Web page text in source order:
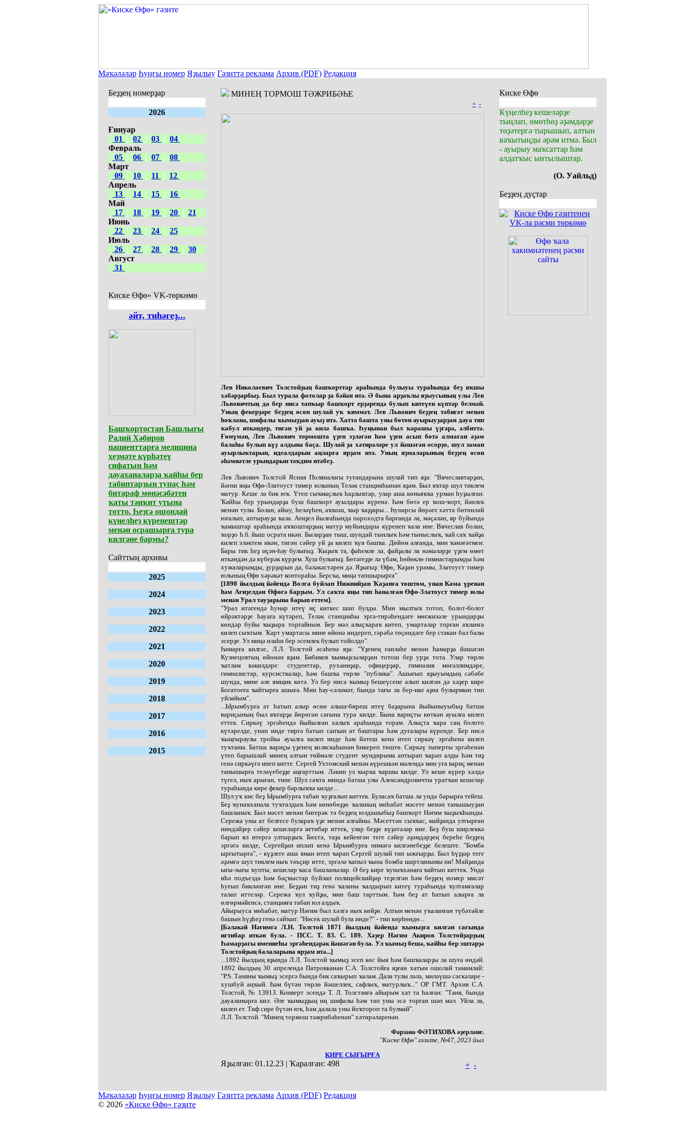
Мәҡәләләр Һуңғы номер Яҙылыу Гәзиттә реклама Архив (PDF) Редакция
Беҙҙең номерҙар
2026
Ғинуар
01
| 02 | 03 | 04
Февраль
05 | 06 | 07 | 08
Март
09 | 10 | 11 |
12
Апрель
13 | 14 | 15 |
16
Май
17 | 18 | 19 | 20 | 21
Июнь
22 | 23 | 24 | 25
Июль
26 | 27 | 28 | 29 | 30
Август
31
Киске Өфө» VK-төркөмө
әйт, тиһәгеҙ...
Башҡортостан Башлығы
Радий Хәбиров
пациенттарға медицина
хеҙмәте күрһәтеү
сифатын һәм
дауаханаларҙа ҡайһы бер
табиптарҙың тупаҫ һәм
битараф мөнәсәбәтен
ҡаты тәнҡит утына
тотто. Һеҙгә ошондай
күңелһеҙ күренештәр
менән осрашырға тура
килгәне бармы?
Сайттың архивы
2025
2024
2023
2022
2021
2020
2019
2018
2017
2016
2015
МИНЕҢ ТОРМОШ ТӘЖРИБӘҺЕ
+ -
Лев Николаевич Толстойҙың башҡорттар араһында булыуы тураһында беҙ яҡшы
хәбәрҙарбыҙ. Был турала фотолар ҙа бәйән итә. Ә бына арҙаҡлы яҙыусының улы Лев
Львовичтың да бер нисә тапҡыр башҡорт ерҙәрендә булып китеүен күптәр белмәй.
Уның фекерҙәре беҙҙең өсөн шулай уҡ ҡиммәт. Лев Львович беҙҙең тәбиғәт менән
һоҡлана, шифалы ҡымыҙҙан ауыҙ итә. Хатта башта уны бөтөн ауырыуҙарҙан дауа тип
ҡабул иткәндер, тигән уй ҙа килә башҡа. Һуңынан был ҡарашы үҙгәрә, әлбиттә.
Ғөмүмән, Лев Львович тормошта үҙен эҙләгән һәм үҙен асып бөтә алмаған әҙәм
балаһы булып күҙ алдына баҫа. Шулай ҙа хәтирәләре ул йәшәгән осорҙо, шул заман
ауырлыҡтарын, идеалдарын аңларға ярҙам итә. Уның яҙмаларының беҙҙең өсөн
әһәмиәтле урындарын тәҡдим итәбеҙ.
Лев Львович Толстой Ясная Поляналағы туғандарына шулай тип яҙа: "Вячеславтарҙан,
йәғни яңы Өфө-Златоуст тимер юлының Теләк станцияһынан яҙам. Был яҡтар шул тиклем
матур. Кеше лә бик юҡ. Үтеп сыҡмаҫлыҡ һаҙлыҡтар, улар аша көньяҡҡа урман һуҙылған.
Ҡайһы бер урындарҙа буш башҡорт ауылдары күренә. Һәм бөтә ер ҡош-ҡорт, йәнлек
менән тулы. Болан, айыу, һеләүһен, аҡҡош, ҡыр ҡаҙҙары... Һунарсы йөрәге хатта бөтөнләй
юғалып, аптырауҙа ҡала. Ағиҙел йылғаһында пароходта барғанда ла, мәҫәлән, яр буйында
ҡамыштар араһында аҡҡоштарҙың матур муйындары күренеп ҡала ине. Вячеслав болан,
ҡорҙо һ.б. йыш осрата икән. Быларҙан тыш, шундай тынлыҡ һәм тыныслыҡ, ҡай саҡ ҡайҙа
килеп эләктем икән, тигән сәйер уй ҙа килеп ҡуя башҡа. Дөйөм алғанда, мин ҡәнәғәтмен.
Бары тик һеҙ иҫән-һау булығыҙ. Ҡыҙыҡ та, фәһемле лә, файҙалы ла нәмәләрҙе үҙем өмөт
иткәндән дә күберәк күрҙем. Хуш булығыҙ. Бөтәгеҙҙе лә үбәм, һөйөклө гимнастарымды һәм
хужаларымды, ҙурҙарын да, бәләкәстәрен дә. Яҙығыҙ: Өфө, Ҡаҙан урамы, Златоуст тимер
юлының Өфө хәрәкәт контораһы. Берсҡа, миңә тапшырырға"
[1890 йылдың йәйендә Волга буйлап Нижнийҙан Ҡаҙанға төштөм, унан Кама үренән
һәм Ағиҙелдән Өфөгә барҙым. Ул саҡта яңы тип һаналған Өфө-Златоуст тимер юлы
менән Урал тауҙарына барып еттем].
"Урал итәгендә һунар итеү иҫ киткес шәп булды. Мин мылтыҡ тотоп, болот-болот
өйрәктәрҙе һауаға күтәреп, Теләк станцияһы эргә-тирәһендәге мөғжизәле урындарҙы
көндәр буйы ҡыҙыра торғайным. Бер мәл алыҫҡараҡ китеп, умарталар торған аҡланға
килеп сыҡтым. Ҡарт умартасы мине өйөнә индереп, гәрәбә төҫөндәге бер стакан бал балы
эсерҙе. Ул миңә илаһи бер эсемлек булып тойолдо".
Һамарға килгәс, Л.Л. Толстой әсәһенә яҙа: "Үҙенең ғаиләһе менән Һамарҙа йәшәгән
Кузнецовтың өйөнән яҙам. Бибиков ҡымыҙсыларҙан тотош бер урҙа тота. Улар төрлө
ҡатлам вәкилдәре: студенттар, руханиҙар, офицерҙар, гимназия мөғәллимдәре,
гимназистар, курсисткалар, һәм башҡа төрлө "публика". Ашығып яҙыуымдың сәбәбе
шунда, мине әле ямщик көтә. Ул бер нисә ҡымыҙ бешеүсене алып килгән дә хәҙер кире
Богатоеға ҡайтырға ашыға. Мин һау-сәләмәт, бында тағы ла бер-ике аҙна булырмын тип
уйлайым".
...Ырымбурға ат һатып алыр өсөн алыш-биреш итеү баҙарына йыйыныуыбыҙ батша
вариҫының был яҡтарҙа йөрөгән сағына тура килде. Бына вариҫты көткән ауылға килеп
еттек. Сиркәү эргәһендә йыйылған халыҡ араһында торам. Алыҫта ҡара саң болото
күтәрелде, унан инде тиргә батып сапҡан ат баштары һәм дуғалары күренде. Бер нисә
ҡыңғыраулы тройка ауылға килеп инде һәм йәтеш кенә итеп сиркәү эргәһенә килеп
туҡтаны. Батша вариҫы үҙенең коляскаһынан һикереп төштө. Сиркәү паперты эргәһенән
үтеп барышлай минең алтын төймәле студент мундирыма аптырап ҡарап алды һәм тиҙ
генә сиркәүгә инеп китте. Сергей Ухтомский менән күрешкән мәлемдә мин уға вариҫ менән
танышырға теләүебеҙҙе аңғарттым. Ләкин ул ҡырҡа ҡаршы килде. Ул кеше күрер хәлдә
түгел, ныҡ арыған, тине. Шул саҡта миндә батша улы Александровичты уратҡан кешеләр
тураһында кире фекер барлыҡҡа килде...
Шул уҡ кис беҙ Ырымбурға табан ҡуҙғалып киттек. Буласаҡ батша ла унда барырға тейеш.
Беҙ ҡунаҡханала туҡталдыҡ һәм көнөбөҙҙө ҡаланың мөһабәт мәсете менән танышыуҙан
башланыҡ. Был мәсет менән бигерәк тә беҙҙең юлдашыбыҙ башҡорт Нәғим ҡыҙыҡһынды.
Сережа уны ат белгесе булараҡ үҙе менән алғайны. Мәсеттән сыҡҡас, майҙанда ултырған
ниндәйҙер сәйер кешеләргә иғтибар иттек, улар беҙҙе күҙәтәләр ине. Беҙ буш ширлеккә
барып ял итергә ултырҙыҡ. Бөхтә, таҙа кейенгән теге сәйер әҙәмдәрҙең береһе беҙҙең
эргәгә килде, Сергейҙан ипләп кенә Ырымбурға нимәгә килгәнебеҙҙе белеште. "Бомба
ырғытырға", - күҙлеге аша яман итеп ҡарап Сергей шулай тип ыжғырҙы. Был һүҙҙәр теге
әҙәмгә шул тиклем ныҡ тәъҫир итте, эргәлә ҡапыл ҡына бомба шартланымы ни! Майҙанда
ығы-зығы ҡупты, кешеләр ҡаса башланылар. Ә беҙ кире ҡунаҡханаға ҡайтып киттек. Унда
иһә подъезда һәм баҫҡыстар буйлап полицейскийҙар теҙелгән һәм беҙҙең номер мисәт
һуғып бикләнгән ине. Беҙҙән тиҙ генә ҡаланы ҡалдырып китеү тураһында ҡултамғалар
талап иттеләр. Сережа ҡул ҡуйҙы, мин баш тарттым. Һәм беҙ ат һатып алырға ла
өлгөрмәйенсә, станцияға табан юл алдыҡ.
Айырыуса мөһабәт, матур Нәғим был хәлгә ныҡ көйҙө. Алтын менән уҡаланған түбәтәйле
башын һүҙһеҙ генә сайҡап: "Нисек шулай була инде?" - тип көрһөндө...
[Бәләкәй Нәғимгә Л.Н. Толстой 1871 йылдың йәйендә ҡымыҙға килгән сағында
иғтибар иткән була. - ПСС. Т. 83. С. 189. Хәҙер Нәғим Акиров Толстойҙарҙың
Һамарҙағы имениеһы эргәһендәрәк йәшәгән була. Ул ҡымыҙ бешә, ҡайһы бер эштәрҙә
Толстойҙың балаларына ярҙам итә...]
...1892 йылдың яҙында Л.Л. Толстой ҡымыҙ эсеп көс йыя һәм башҡаларҙы ла шуға өндәй.
1892 йылдың 30 апрелендә Патровканан С.А. Толстойға яҙған хатын ошолай тамамлай:
"Р.S. Таняны ҡымыҙ эсергә бында бик саҡырып ҡалам. Дала тулы ләлә, миләүшә сәскәләре -
хушбуй аңҡый. Һәм бүтән төрлө йәшеллек, сафлыҡ, матурлыҡ..." ОР ГМТ. Архив С.А.
Толстой, № 13913. Конверт эсендә Т. Л. Толстаяға айырым хат та һалған: "Таня, бында
дауаланырға кил. Әле ҡымыҙҙың иң шифалы һәм тап уны эсә торған шәп мәл. Уйла ла,
килеп ет. Тиф сире бүтән юҡ, һәм далала уны йоҡтороп та булмай".
Л.Л. Толстой. "Минең тормош тәжрибәһенән" хәтирәләренән.
Фәрзәнә ФӘТИХОВА әҙерләне.
"Киске Өфө" гәзите, №47, 2023 йыл
КИРЕ СЫҒЫРҒА
+ -
Яҙылған: 01.12.23 | Ҡаралған: 498
Киске Өфө
Күңелһеҙ кешеләрҙе
тыңлап, өмөтһөҙ әҙәмдәрҙе
төҙәтергә тырышып, алтын
ваҡытыңды әрәм итмә. Был
- ауырыу маҡсаттар һәм
алдатҡыс ынтылыштар.
(О. Уайльд)
Беҙҙең дуҫтар
Мәҡәләләр Һуңғы номер Яҙылыу Гәзиттә реклама Архив (PDF) Редакция
© 2026 «Киске Өфө» гәзите